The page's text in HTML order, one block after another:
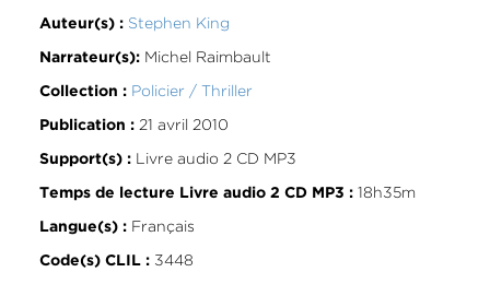
Auteur(s) : Stephen King
Narrateur(s):Michel Raimbault
Collection : Policier / Thriller
Publication :21 avril 2010
Support(s) :Livre audio 2 CD MP3
Temps de lecture Livre audio 2 CD MP3 :18h35m
Langue(s) :Français
Code(s) CLIL :3448